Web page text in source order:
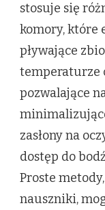
stosuje się
komory, które
pływające
temperaturze
pozwalające
zasłony na
dostęp do
Proste
nauszniki,